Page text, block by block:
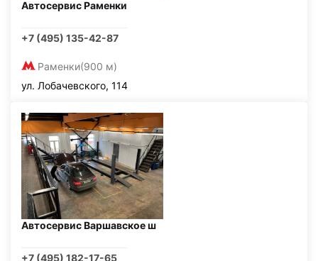
Автосервис Раменки
+7 (495) 135-42-87
Раменки(900 м)
ул. Лобачевского, 114
Автосервис Варшавское ш
+7 (495) 182-17-65